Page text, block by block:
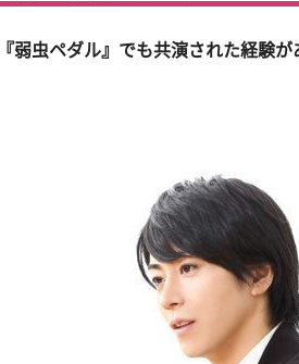
弱虫ペダル』でも共演された経験